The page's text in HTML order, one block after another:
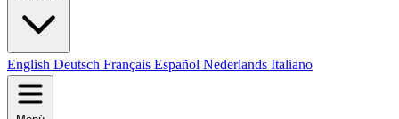
English Deutsch Français Español Nederlands Italiano